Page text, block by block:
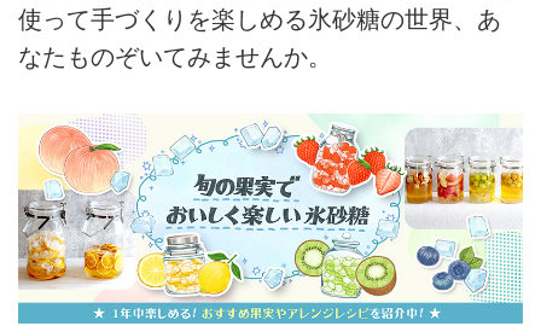
使って手づくりを楽しめる氷砂糖の世界、あ
なたものぞいてみませんか。